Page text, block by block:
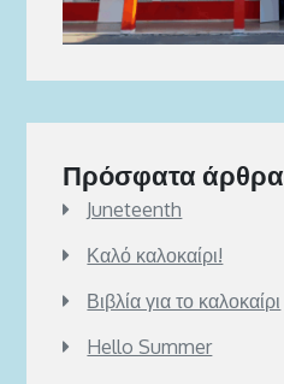
Πρόσφατα άρθρα
Juneteenth
Καλό καλοκαίρι!
Βιβλία για το καλοκαίρι
Hello Summer